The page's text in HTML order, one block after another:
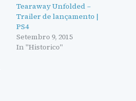
Tearaway Unfolded –
Trailer de lançamento |
PS4
Setembro 9, 2015
In "Historico"